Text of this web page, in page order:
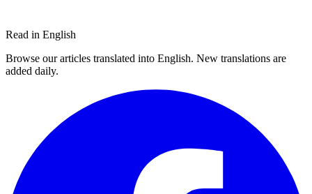
Read in English
Browse our articles translated into English. New translations are
added daily.